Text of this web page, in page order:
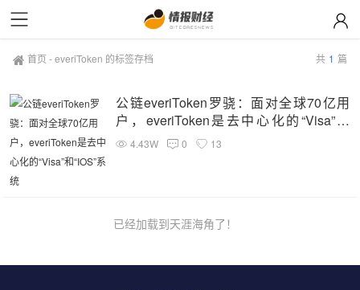
首页 -everiToken 的标签存档 共 1 篇
公链everiToken罗骁：面对全球70亿用
户，everiToken是去中心化的“Visa”和
“IOS”系统
4.43W 0 13
已经加载到天涯海角了！